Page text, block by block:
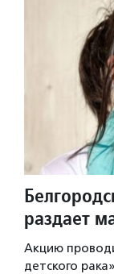
раздает
Акцию
детского